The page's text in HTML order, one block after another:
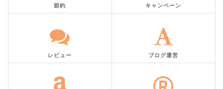
節約 キャンペーン
レビュー ブログ運営